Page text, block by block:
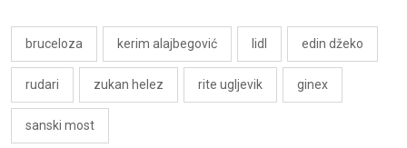
bruceloza kerim alajbegović lidl edin džeko
rudari zukan helez rite ugljevik ginex
sanski most